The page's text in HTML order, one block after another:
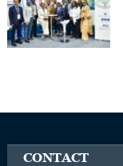
CONTACT